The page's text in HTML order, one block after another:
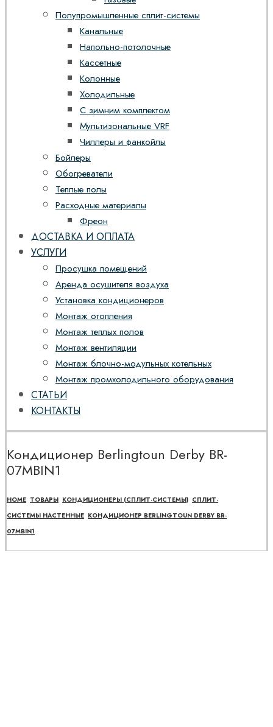
Полупромышленные сплит-системы
Канальные
Напольно-потолочные
Кассетные
Колонные
Холодильные
С зимним комплектом
Мультизональные VRF
Чиллеры и фанкойлы
Бойлеры
Обогреватели
Теплые полы
Расходные материалы
Фреон
ДОСТАВКА И ОПЛАТА
УСЛУГИ
Просушка помещений
Аренда осушителя воздуха
Установка кондиционеров
Монтаж отопления
Монтаж теплых полов
Монтаж вентиляции
Монтаж блочно-модульных котельных
Монтаж промхолодильного оборудования
СТАТЬИ
КОНТАКТЫ
Кондиционер Berlingtoun Derby BR-
07MBIN1
HOME ТОВАРЫ КОНДИЦИОНЕРЫ (СПЛИТ-СИСТЕМЫ) СПЛИТ-
СИСТЕМЫ НАСТЕННЫЕ КОНДИЦИОНЕР BERLINGTOUN DERBY BR-
07MBIN1